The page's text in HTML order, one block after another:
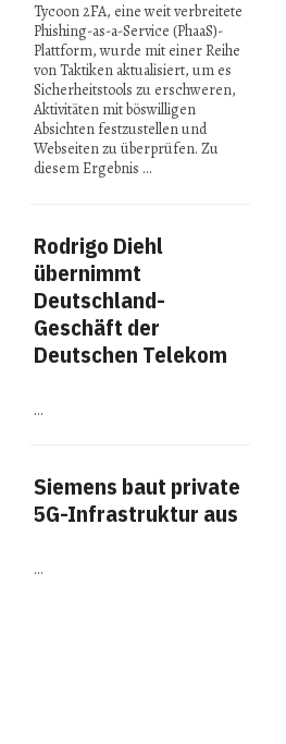
Tycoon 2FA, eine weit verbreitete
Phishing-as-a-Service (PhaaS)-
Plattform, wurde mit einer Reihe
von Taktiken aktualisiert, um es
Sicherheitstools zu erschweren,
Aktivitäten mit böswilligen
Absichten festzustellen und
Webseiten zu überprüfen. Zu
diesem Ergebnis …
Rodrigo Diehl
übernimmt
Deutschland-
Geschäft der
Deutschen Telekom
…
Siemens baut private
5G-Infrastruktur aus
…